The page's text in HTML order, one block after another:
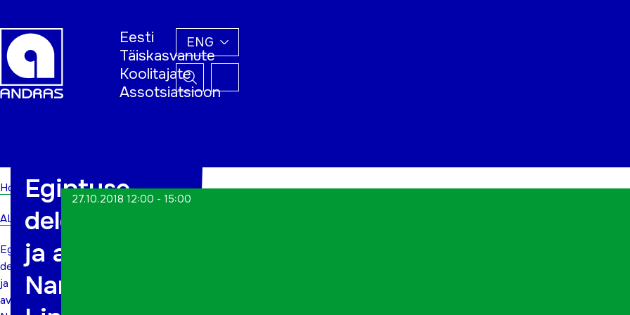
Eesti
Täiskasvanute
Koolitajate
Assotsiatsioon
ENG
Home
ALWs
Egiptuse
delegatsioon
ja
avab
Egiptuse
delegatsioon
ja avab
Narva
27.10.2018 12:00 - 15:00